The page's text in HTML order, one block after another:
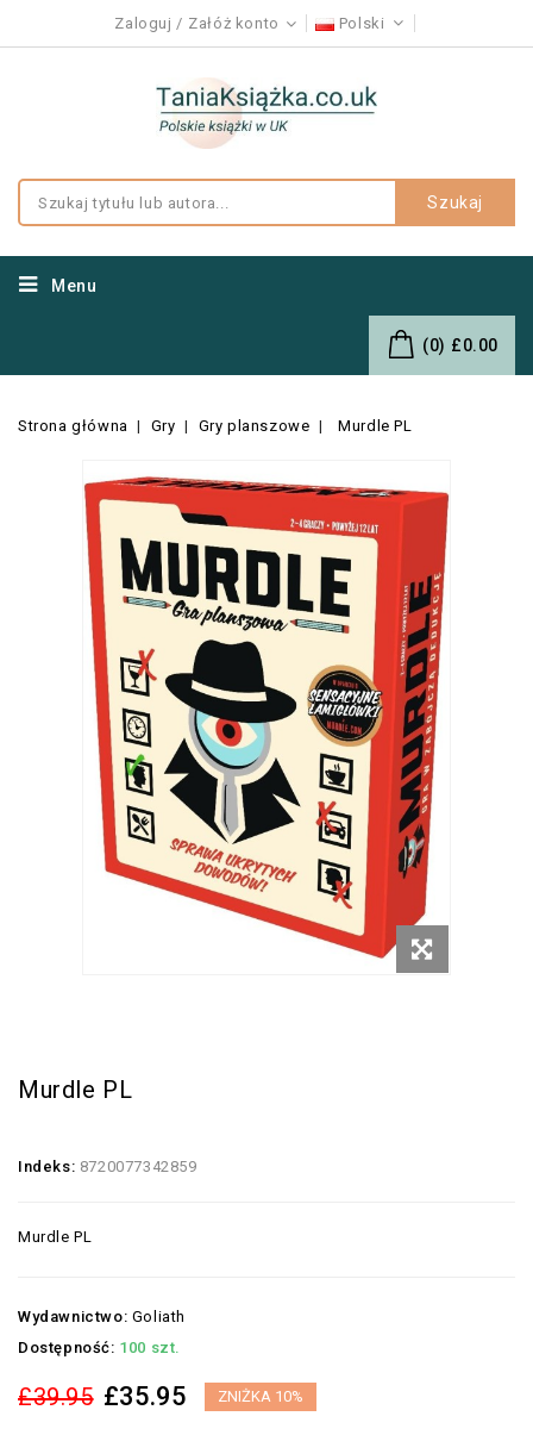
Zaloguj Załóż konto Polski
Szukaj
Menu
(0) £0.00
Strona główna Gry Gry planszowe Murdle PL
Murdle PL
Indeks: 8720077342859
Murdle PL
Wydawnictwo: Goliath
Dostępność: 100 szt.
£39.95 £35.95 ZNIŻKA 10%